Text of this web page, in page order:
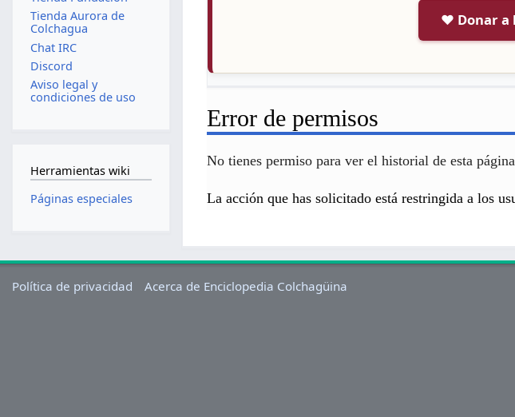
❤️ Donar a
Error de permisos
No tienes permiso para ver el historial de esta
La acción que has solicitado está restringida a los
Tienda Aurora de
Colchagua
Chat IRC
Discord
Aviso legal y
condiciones de uso
Herramientas wiki
Páginas especiales
Política de privacidad Acerca de Enciclopedia Colchagüina